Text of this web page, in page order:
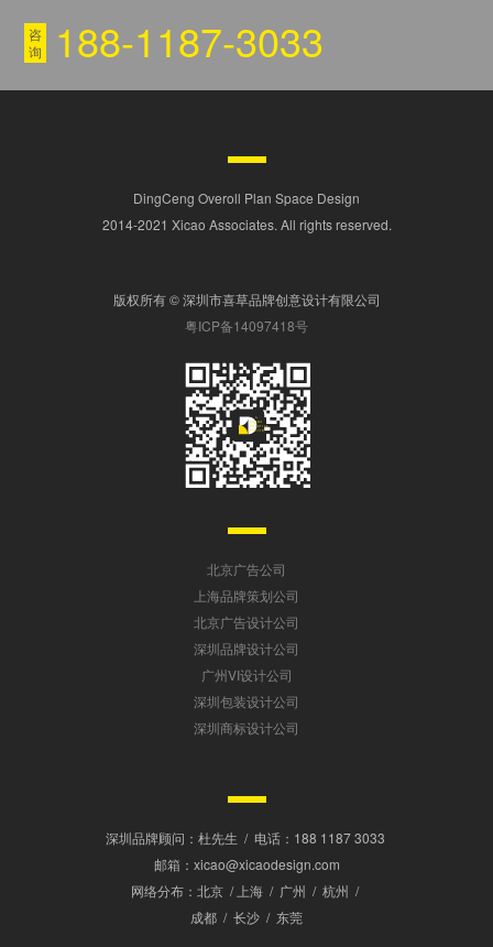
咨
询
188-1187-3033
DingCeng Overoll Plan Space Design
2014-2021 Xicao Associates. All rights reserved.
版权所有 © 深圳市喜草品牌创意设计有限公司
粤ICP备14097418号
北京广告公司
上海品牌策划公司
北京广告设计公司
深圳品牌设计公司
广州VI设计公司
深圳包装设计公司
深圳商标设计公司
深圳品牌顾问：杜先生 / 电话：188 1187 3033
邮箱：xicao@xicaodesign.com
网络分布：北京 / 上海 / 广州 / 杭州 /
成都 / 长沙 / 东莞